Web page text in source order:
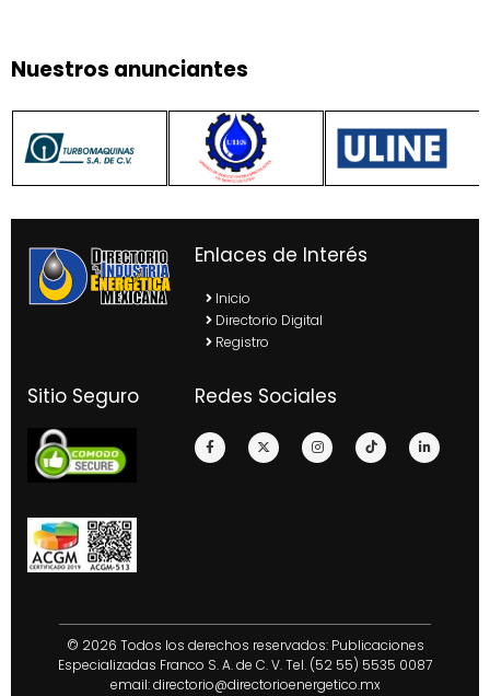
Nuestros anunciantes
Enlaces de Interés
Inicio
Directorio Digital
Registro
Sitio Seguro Redes Sociales
© 2026 Todos los derechos reservados: Publicaciones
Especializadas Franco S. A. de C. V. Tel. (52 55) 5535 0087
email:directorio@directorioenergetico.mx